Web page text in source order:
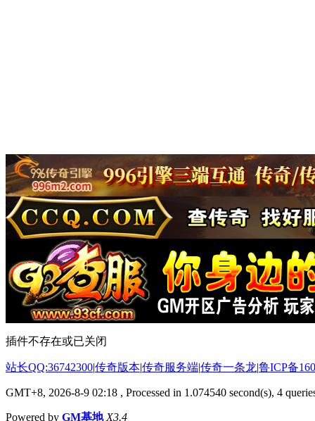
插件不存在或已关闭
站长QQ:36742300|传奇版本|传奇服务端|传奇一条龙|鲁ICP备
GMT+8, 2026-8-9 02:18 , Processed in 1.074540 second(s), 4
Powered by GM基地 X3.4